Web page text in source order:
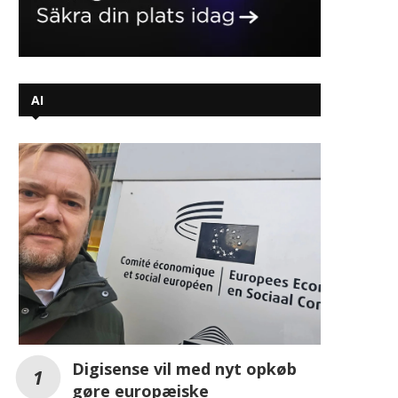
Digisense vil med nyt opkøb
gøre europæiske
virksomheder uafhængig af
USA
AI baserede systemer tænker
anderledes – kan de GxP valideres?